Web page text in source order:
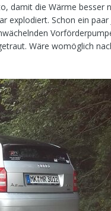
damit die Wärme besser
explodiert. Schon ein
Wäre womöglich